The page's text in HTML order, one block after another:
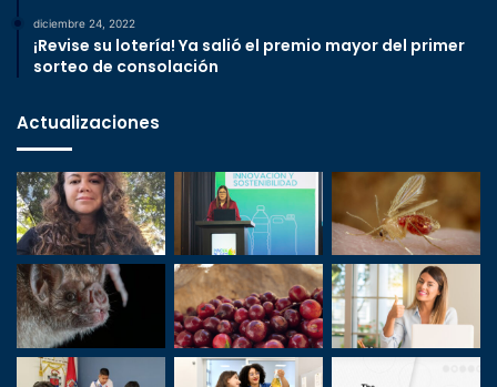
diciembre 24, 2022
¡Revise su lotería! Ya salió el premio mayor del primer
sorteo de consolación
Actualizaciones